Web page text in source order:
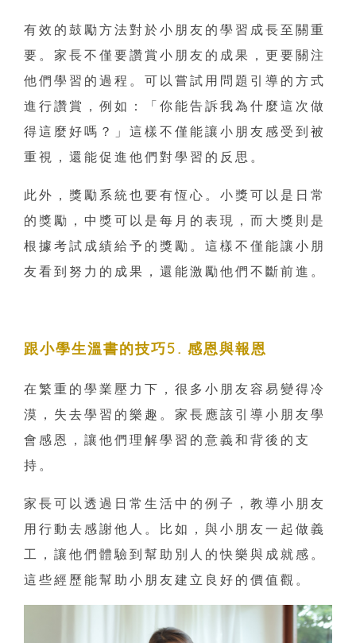
有效的鼓勵方法對於小朋友的學習成長至關重
要。家長不僅要讚賞小朋友的成果，更要關注
他們學習的過程。可以嘗試用問題引導的方式
進行讚賞，例如：「你能告訴我為什麼這次做
得這麼好嗎？」這樣不僅能讓小朋友感受到被
重視，還能促進他們對學習的反思。
此外，獎勵系統也要有恆心。小獎可以是日常
的獎勵，中獎可以是每月的表現，而大獎則是
根據考試成績給予的獎勵。這樣不僅能讓小朋
友看到努力的成果，還能激勵他們不斷前進。
跟小學生溫書的技巧5. 感恩與報恩
在繁重的學業壓力下，很多小朋友容易變得冷
漠，失去學習的樂趣。家長應該引導小朋友學
會感恩，讓他們理解學習的意義和背後的支
持。
家長可以透過日常生活中的例子，教導小朋友
用行動去感謝他人。比如，與小朋友一起做義
工，讓他們體驗到幫助別人的快樂與成就感。
這些經歷能幫助小朋友建立良好的價值觀。